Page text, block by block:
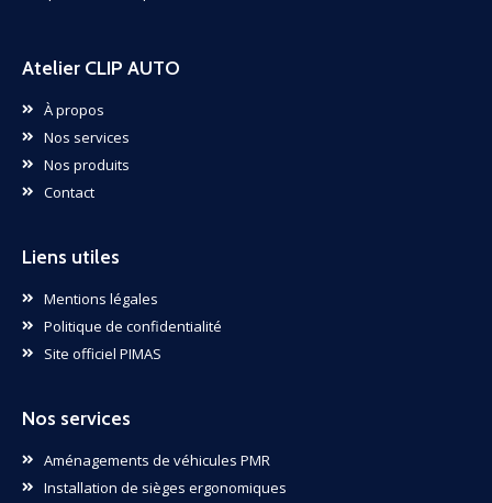
Atelier CLIP AUTO
À propos
Nos services
Nos produits
Contact
Liens utiles
Mentions légales
Politique de confidentialité
Site officiel PIMAS
Nos services
Aménagements de véhicules PMR
Installation de sièges ergonomiques